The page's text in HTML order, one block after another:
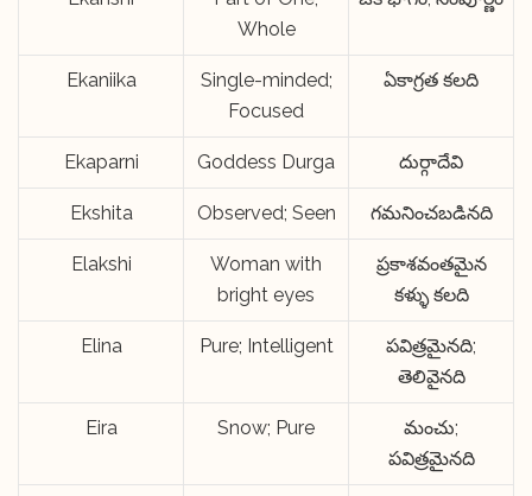
Whole
Ekaniika
Single-minded;
Focused
ఏకాగ్రత కలది
Ekaparni Goddess Durga దుర్గాదేవి
Ekshita Observed; Seen గమనించబడినది
Elakshi
Woman with
bright eyes
ప్రకాశవంతమైన
కళ్ళు కలది
Elina Pure; Intelligent
పవిత్రమైనది;
తెలివైనది
Eira Snow; Pure
మంచు;
పవిత్రమైనది